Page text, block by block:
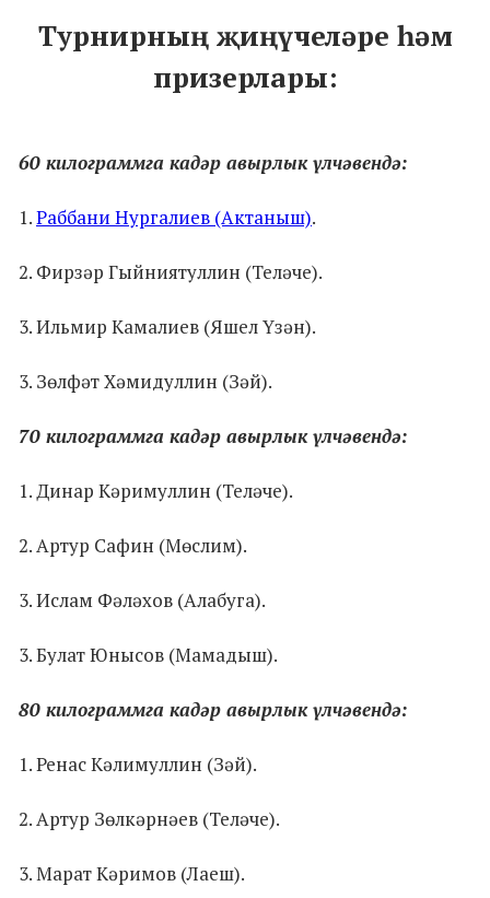
Турнирның җиңүчеләре һәм
призерлары:
60 килограммга кадәр авырлык үлчәвендә:
1.Раббани Нургалиев (Актаныш).
2. Фирзәр Гыйниятуллин (Теләче).
3. Ильмир Камалиев (Яшел Үзән).
3. Зөлфәт Хәмидуллин (Зәй).
70 килограммга кадәр авырлык үлчәвендә:
1. Динар Кәримуллин (Теләче).
2. Артур Сафин (Мөслим).
3. Ислам Фәләхов (Алабуга).
3. Булат Юнысов (Мамадыш).
80 килограммга кадәр авырлык үлчәвендә:
1. Ренас Кәлимуллин (Зәй).
2. Артур Зөлкәрнәев (Теләче).
3. Марат Кәримов (Лаеш).